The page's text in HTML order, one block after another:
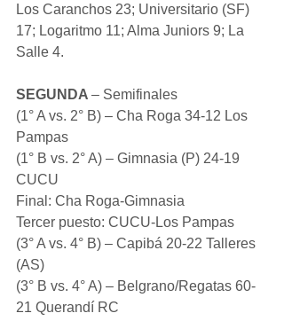
Los Caranchos 23; Universitario (SF)
17; Logaritmo 11; Alma Juniors 9; La
Salle 4.
SEGUNDA – Semifinales
(1° A vs. 2° B) – Cha Roga 34-12 Los
Pampas
(1° B vs. 2° A) – Gimnasia (P) 24-19
CUCU
Final: Cha Roga-Gimnasia
Tercer puesto: CUCU-Los Pampas
(3° A vs. 4° B) – Capibá 20-22 Talleres
(AS)
(3° B vs. 4° A) – Belgrano/Regatas 60-
21 Querandí RC